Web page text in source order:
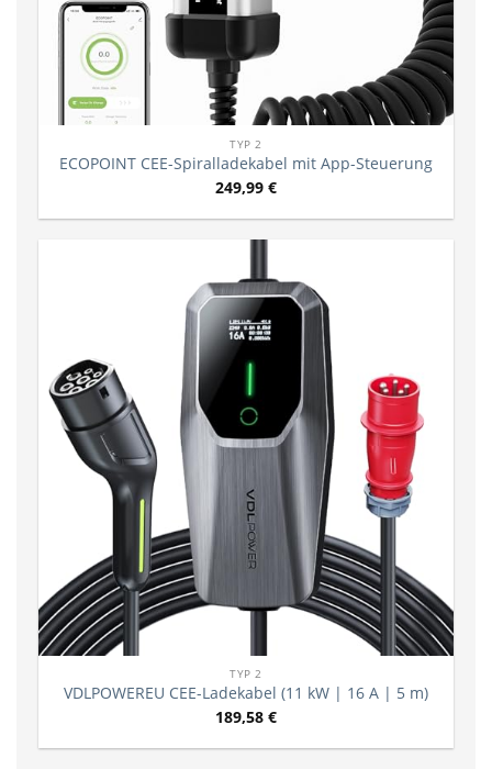
TYP 2
ECOPOINT CEE-Spiralladekabel mit App-Steuerung
249,99 €
TYP 2
VDLPOWEREU CEE-Ladekabel (11 kW | 16 A | 5 m)
189,58 €